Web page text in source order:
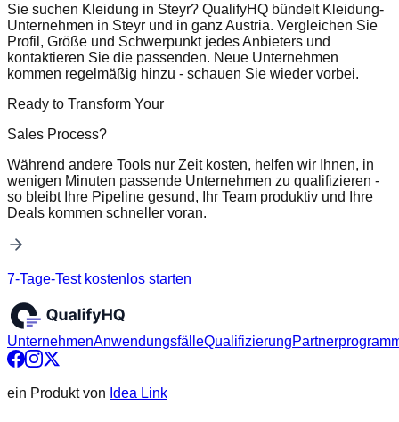
Sie suchen Kleidung in Steyr? QualifyHQ bündelt Kleidung-
Unternehmen in Steyr und in ganz Austria. Vergleichen Sie
Profil, Größe und Schwerpunkt jedes Anbieters und
kontaktieren Sie die passenden. Neue Unternehmen
kommen regelmäßig hinzu - schauen Sie wieder vorbei.
Ready to Transform Your
Sales Process?
Während andere Tools nur Zeit kosten, helfen wir Ihnen, in
wenigen Minuten passende Unternehmen zu qualifizieren -
so bleibt Ihre Pipeline gesund, Ihr Team produktiv und Ihre
Deals kommen schneller voran.
7-Tage-Test kostenlos starten
UnternehmenAnwendungsfälleQualifizierung
ein Produkt von Idea Link